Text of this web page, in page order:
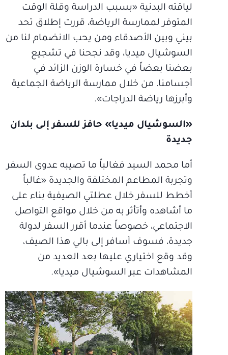
لياقته البدنية «بسبب الدراسة وقلة الوقت
المتوفر لممارسة الرياضة، قررت إطلاق تحد
بيني وبين الأصدقاء ومن يحب الانضمام لنا من
السوشيال ميديا، وقد نجحنا في تشجيع
بعضنا بعضاً في خسارة الوزن الزائد في
أجسامنا، من خلال ممارسة الرياضة الجماعية
وأبرزها رياضة الدراجات».
«السوشيال ميديا» حافز للسفر إلى بلدان
جديدة
أما محمد السيد فغالباً ما تصيبه عدوى السفر
وتجربة المطاعم المختلفة والجديدة «غالباً
أخطط للسفر خلال عطلتي الصيفية بناء على
ما أشاهده وأتأثر به من خلال مواقع التواصل
الاجتماعي، خصوصاً عندما أقرر السفر لدولة
جديدة، فسوف أسافر إلى بالي هذا الصيف،
وقد وقع اختياري عليها بعد العديد من
المشاهدات عبر السوشيال ميديا».